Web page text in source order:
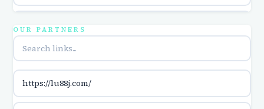
utländska casino
OUR PARTNERS
https://lu88j.com/